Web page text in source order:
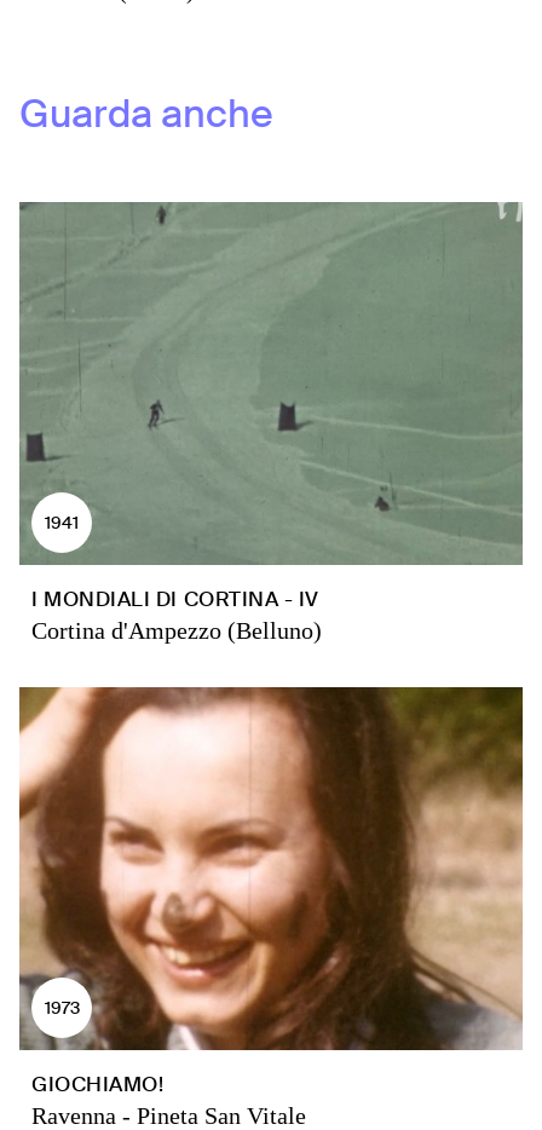
Guarda anche
1941
I MONDIALI DI CORTINA - IV
Cortina d'Ampezzo (Belluno)
1973
GIOCHIAMO!
Ravenna - Pineta San Vitale